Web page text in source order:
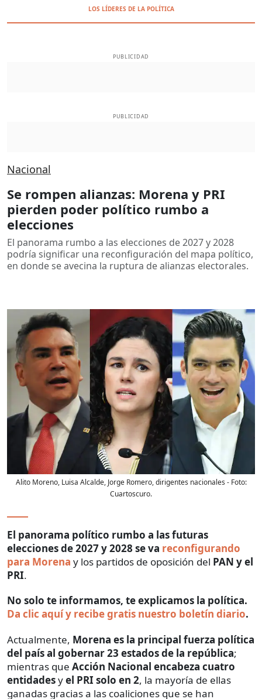
LOS LÍDERES DE LA POLÍTICA
PUBLICIDAD
PUBLICIDAD
Nacional
Se rompen alianzas: Morena y PRI
pierden poder político rumbo a
elecciones
El panorama rumbo a las elecciones de 2027 y 2028
podría significar una reconfiguración del mapa político,
en donde se avecina la ruptura de alianzas electorales.
Alito Moreno, Luisa Alcalde, Jorge Romero, dirigentes nacionales - Foto:
Cuartoscuro.
El panorama político rumbo a las futuras
elecciones de 2027 y 2028 se va reconfigurando
para Morena y los partidos de oposición del PAN y el
PRI.
No solo te informamos, te explicamos la política.
Da clic aquí y recibe gratis nuestro boletín diario.
Actualmente, Morena es la principal fuerza política
del país al gobernar 23 estados de la república;
mientras que Acción Nacional encabeza cuatro
entidadesyel PRI solo en 2, la mayoría de ellas
ganadas gracias a las coaliciones que se han